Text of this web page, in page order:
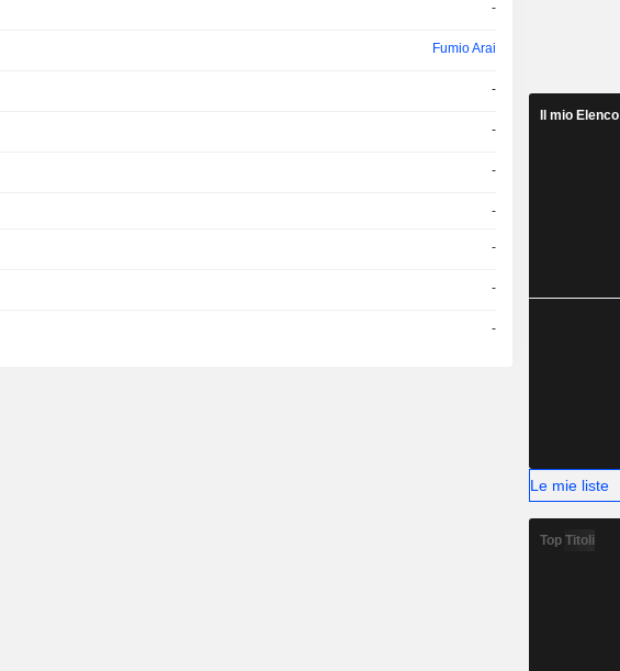
-
Fumio Arai
-
-
-
-
-
-
-
Il mio Elenco
Le mie liste
Top Titoli